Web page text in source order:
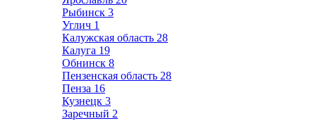
Рыбинск 3
Углич 1
Калужская область 28
Калуга 19
Обнинск 8
Пензенская область 28
Пенза 16
Кузнецк 3
Заречный 2